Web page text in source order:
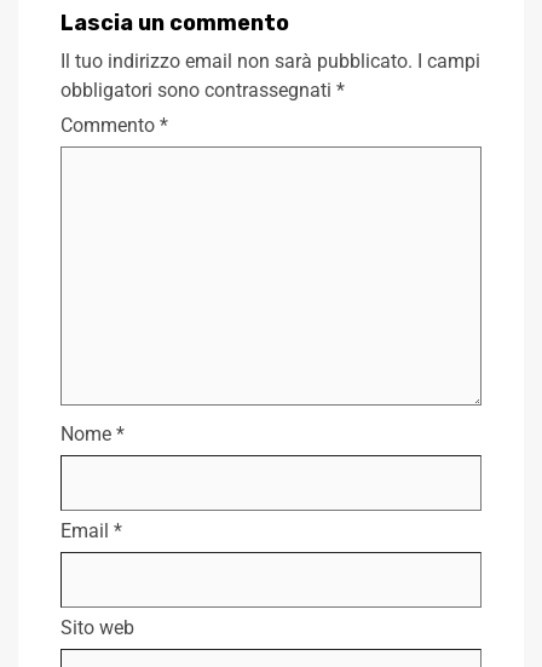
Lascia un commento
Il tuo indirizzo email non sarà pubblicato. I campi
obbligatori sono contrassegnati *
Commento *
Nome *
Email *
Sito web